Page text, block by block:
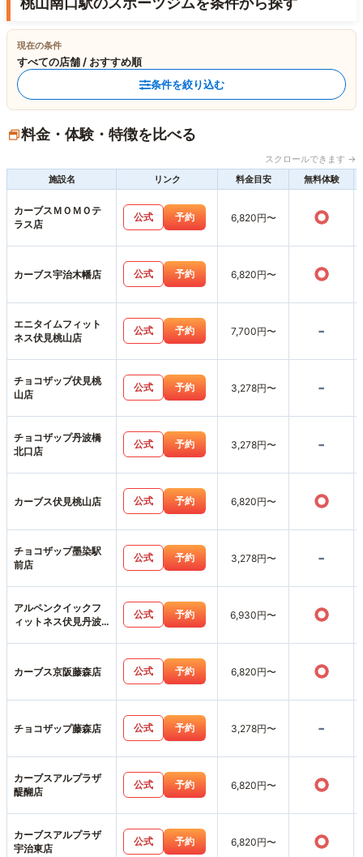
現在の条件
すべての店舗 / おすすめ順
条件を絞り込む
料金・体験・特徴を比べる
スクロールできます →
施設名
リンク 料金目安 無料体験
カーブスＭＯＭＯテ
ラス店
公式 予約 6,820円〜 ○
カーブス宇治木幡店 公式 予約 6,820円〜 ○
エニタイムフィット
ネス伏見桃山店
公式 予約 7,700円〜 -
チョコザップ伏見桃
山店
公式 予約 3,278円〜 -
チョコザップ丹波橋
北口店
公式 予約 3,278円〜 -
カーブス伏見桃山店 公式 予約 6,820円〜 ○
チョコザップ墨染駅
前店
公式 予約 3,278円〜 -
アルペンクイックフ
ィットネス伏見丹波
公式 予約 6,930円〜 ○
カーブス京阪藤森店 公式 予約 6,820円〜 ○
チョコザップ藤森店 公式 予約 3,278円〜 -
カーブスアルプラザ
醍醐店
公式 予約 6,820円〜 ○
カーブスアルプラザ
宇治東店
公式 予約 6,820円〜 ○